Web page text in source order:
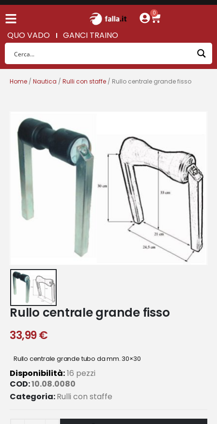
0
QUO VADO GANCI TRAINO
Home / Nautica / Rulli con staffe / Rullo centrale grande fisso
Rullo centrale grande fisso
33,99€
Rullo centrale grande tubo da mm. 30×30
Disponibilità:16 pezzi
COD:10.08.0080
Categoria:Rulli con staffe